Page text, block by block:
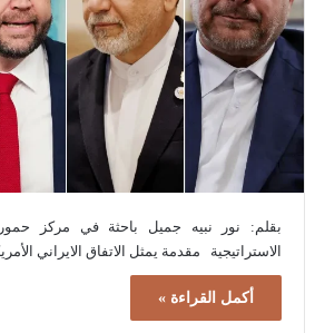
بقلم: نور نبيه جميل باحثة في مركز
الاستراتيجية مقدمة يمثل الاتفاق الايراني
أكمل القراءة »